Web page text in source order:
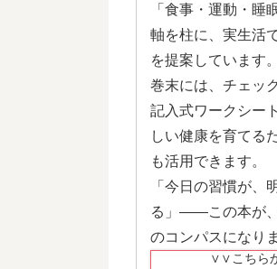
「食事・運動・睡
軸を柱に、実生活
を提案しています。
巻末には、チェッ
記入式ワークシー
しい健康を育てる
も活用できます。
「今日の習慣が、
る」——この本が
のコンパスになり
∨∨こちら